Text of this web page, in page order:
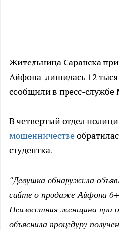
Жительница Саранска
Айфона лишилась 12
сообщили в пресс-
В четвертый отдел
мошенничестве
студентка.
"Девушка обнаружила
сайте о продаже Айфона
Неизвестная женщина при
объяснила процедуру